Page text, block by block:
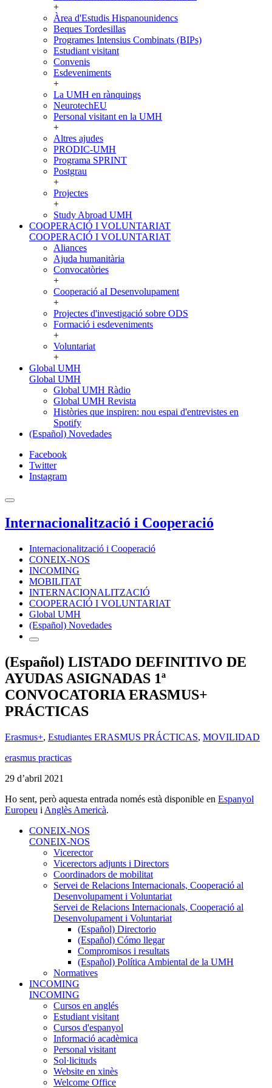
+
Àrea d'Estudis Hispanounidencs
Beques Tordesillas
Programes Intensius Combinats (BIPs)
Estudiant visitant
Convenis
Esdeveniments
+
La UMH en rànquings
NeurotechEU
Personal visitant en la UMH
+
Altres ajudes
PRODIC-UMH
Programa SPRINT
Postgrau
+
Projectes
+
Study Abroad UMH
COOPERACIÓ I VOLUNTARIAT
COOPERACIÓ I VOLUNTARIAT
Aliances
Ajuda humanitària
Convocatòries
+
Cooperació aI Desenvolupament
+
Projectes d'investigació sobre ODS
Formació i esdeveniments
+
Voluntariat
+
Global UMH
Global UMH
Global UMH Ràdio
Global UMH Revista
Històries que inspiren: nou espai d'entrevistes en
Spotify
(Español) Novedades
Facebook
Twitter
Instagram
Internacionalització i Cooperació
Internacionalització i Cooperació
CONEIX-NOS
INCOMING
MOBILITAT
INTERNACIONALITZACIÓ
COOPERACIÓ I VOLUNTARIAT
Global UMH
(Español) Novedades
(Español) LISTADO DEFINITIVO DE
AYUDAS ASIGNADAS 1ª
CONVOCATORIA ERASMUS+
PRÁCTICAS
Erasmus+, Estudiantes ERASMUS PRÁCTICAS, MOVILIDAD
erasmus practicas
29 d’abril 2021
Ho sent, però aquesta entrada només està disponible en Espanyol
Europeu i Anglès Americà.
CONEIX-NOS
CONEIX-NOS
Vicerector
Vicerectors adjunts i Directors
Coordinadors de mobilitat
Servei de Relacions Internacionals, Cooperació al
Desenvolupament i Voluntariat
Servei de Relacions Internacionals, Cooperació al
Desenvolupament i Voluntariat
(Español) Directorio
(Español) Cómo llegar
Compromisos i resultats
(Español) Política Ambiental de la UMH
Normatives
INCOMING
INCOMING
Cursos en anglés
Estudiant visitant
Cursos d'espanyol
Informació acadèmica
Personal visitant
Sol·licituds
Website en xinès
Welcome Office